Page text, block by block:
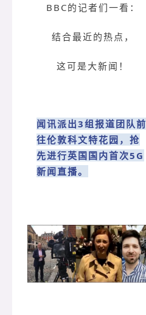
BBC的记者们一看：
结合最近的热点，
这可是大新闻！
闻讯派出3组报道团队前
往伦敦科文特花园，抢
先进行英国国内首次5G
新闻直播。